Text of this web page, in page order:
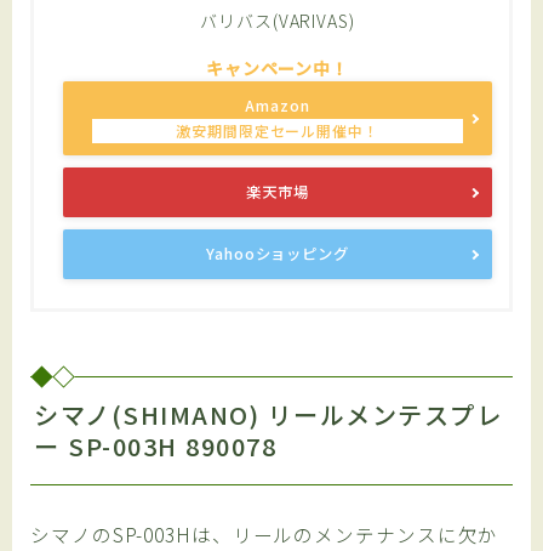
バリバス(VARIVAS)
Amazon
楽天市場
Yahooショッピング
シマノ(SHIMANO) リールメンテスプレ
ー SP-003H 890078
シマノのSP-003Hは、リールのメンテナンスに欠か